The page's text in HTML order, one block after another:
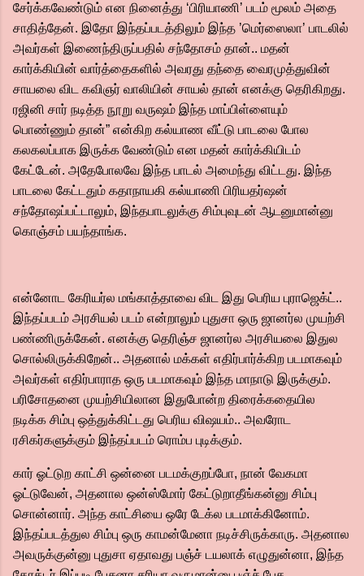
சேர்க்கவேண்டும் என நினைத்து ‘பிரியாணி’ படம் மூலம் அதை
சாதித்தேன். இதோ இந்தப்படத்திலும் இந்த ’மெர்ஸைலா’ பாடலில்
அவர்கள் இணைந்திருப்பதில் சந்தோசம் தான்.. மதன்
கார்க்கியின் வார்த்தைகளில் அவரது தந்தை வைரமுத்துவின்
சாயலை விட கவிஞர் வாலியின் சாயல் தான் எனக்கு தெரிகிறது.
ரஜினி சார் நடித்த நூறு வருஷம் இந்த மாப்பிள்ளையும்
பொண்ணும் தான்” என்கிற கல்யாண வீட்டு பாடலை போல
கலகலப்பாக இருக்க வேண்டும் என மதன் கார்க்கியிடம்
கேட்டேன். அதேபோலவே இந்த பாடல் அமைந்து விட்டது. இந்த
பாடலை கேட்டதும் கதாநாயகி கல்யாணி பிரியதர்ஷன்
சந்தோஷப்பட்டாலும், இந்தபாடலுக்கு சிம்புவுடன் ஆடனுமான்னு
கொஞ்சம் பயந்தாங்க.
என்னோட கேரியர்ல மங்காத்தாவை விட இது பெரிய புராஜெக்ட்..
இந்தப்படம் அரசியல் படம் என்றாலும் புதுசா ஒரு ஜானர்ல முயற்சி
பண்ணிருக்கேன். எனக்கு தெரிஞ்ச ஜானர்ல அரசியலை இதுல
சொல்லிருக்கிறேன்.. அதனால் மக்கள் எதிர்பார்க்கிற படமாகவும்
அவர்கள் எதிர்பாராத ஒரு படமாகவும் இந்த மாநாடு இருக்கும்.
பரிசோதனை முயற்சியிலான இதுபோன்ற திரைக்கதையில
நடிக்க சிம்பு ஒத்துக்கிட்டது பெரிய விஷயம்.. அவரோட
ரசிகர்களுக்கும் இந்தப்படம் ரொம்ப புடிக்கும்.
கார் ஓட்டுற காட்சி ஒன்னை படமக்குறப்போ, நான் வேகமா
ஓட்டுவேன், அதனால ஒன்ஸ்மோர் கேட்டுறாதீங்கன்னு சிம்பு
சொன்னார். அந்த காட்சியை ஒரே டேக்ல படமாக்கினோம்.
இந்தப்படத்துல சிம்பு ஒரு காமன்மேனா நடிச்சிருக்காரு. அதனால
அவருக்குன்னு புதுசா ஏதாவது பஞ்ச் டயலாக் எழுதுன்னா, இந்த